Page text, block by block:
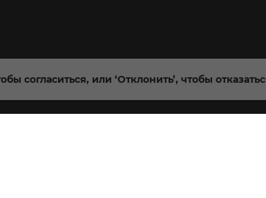
согласиться, или ‘Отклонить’, чтобы